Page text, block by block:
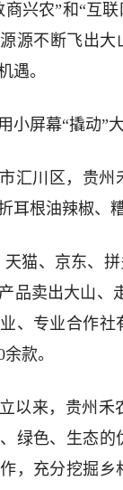
商兴农”和“互
源不断飞出
遇。
小屏幕“撬动”
汇川区，贵州
耳根油辣椒、
天猫、京东、
品卖出大山、
、专业合作社
款。
立以来，贵州
绿色、生态
，充分挖掘